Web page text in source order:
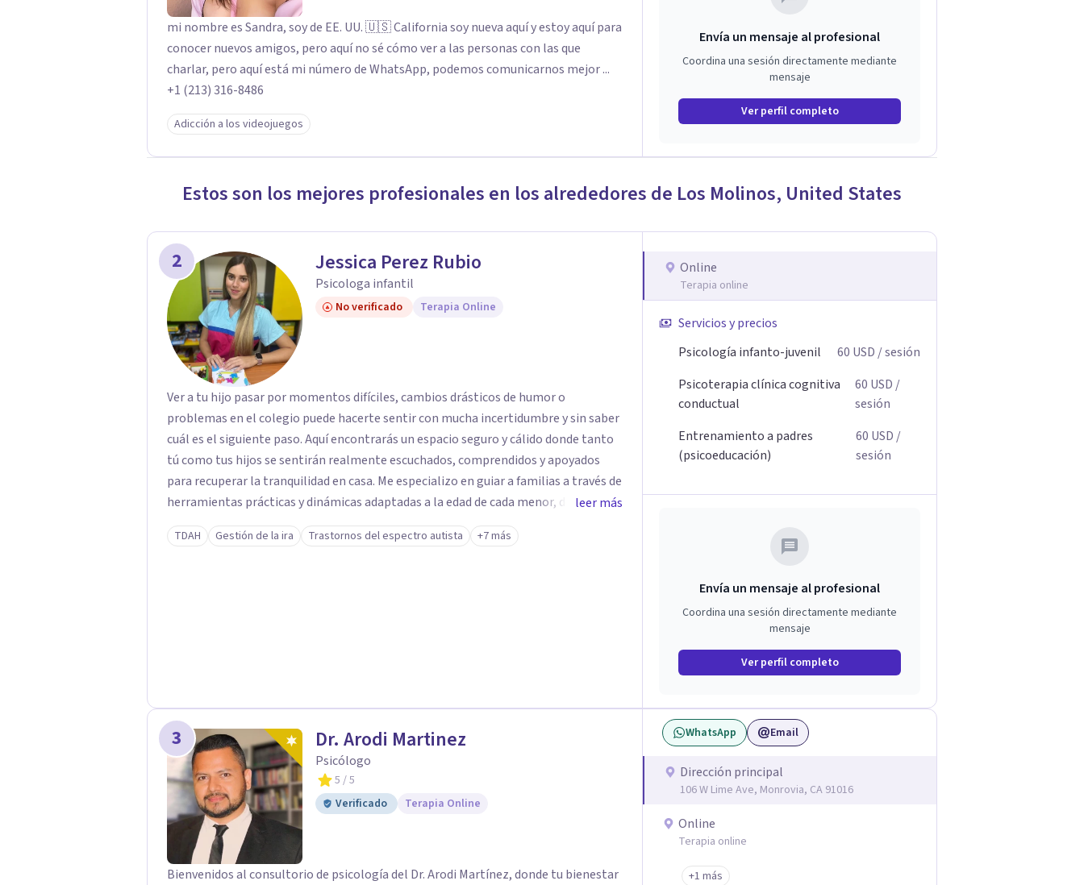
mi nombre es Sandra, soy de EE. UU. 🇺🇸 California soy nueva aquí y estoy aquí para
conocer nuevos amigos, pero aquí no sé cómo ver a las personas con las que
charlar, pero aquí está mi número de WhatsApp, podemos comunicarnos mejor ...
+1 (213) 316-8486
Adicción a los videojuegos
Envía un mensaje al profesional
Coordina una sesión directamente mediante
mensaje
Ver perfil completo
Estos son los mejores profesionales en los alrededores de Los Molinos, United States
2 Jessica Perez Rubio
Psicologa infantil
No verificado Terapia Online
Ver a tu hijo pasar por momentos difíciles, cambios drásticos de humor o
problemas en el colegio puede hacerte sentir con mucha incertidumbre y sin saber
cuál es el siguiente paso. Aquí encontrarás un espacio seguro y cálido donde tanto
tú como tus hijos se sentirán realmente escuchados, comprendidos y apoyados
para recuperar la tranquilidad en casa. Me especializo en guiar a familias a través de
herramientas prácticas y dinámicas adaptadas a la edad de cada menor, dejando de
lado las etiquetas y los tecnicismos. Mi forma de trabajar se centra en entender las
emociones que hay detrás del comportamiento, ayudándoles a desarrollar la
leer más
TDAH Gestión de la ira Trastornos del espectro autista +7 más
Online
Terapia online
Servicios y precios
Psicología infanto-juvenil
60 USD / sesión
Psicoterapia clínica cognitiva
conductual
60 USD /
sesión
Entrenamiento a padres
(psicoeducación)
60 USD /
sesión
Envía un mensaje al profesional
Coordina una sesión directamente mediante
mensaje
Ver perfil completo
3 Dr. Arodi Martinez
Psicólogo
5 / 5
Verificado
Terapia Online
Bienvenidos al consultorio de psicología del Dr. Arodi Martínez, donde tu bienestar
WhatsApp Email
Dirección principal
106 W Lime Ave, Monrovia, CA 91016
Online
Terapia online
+1 más